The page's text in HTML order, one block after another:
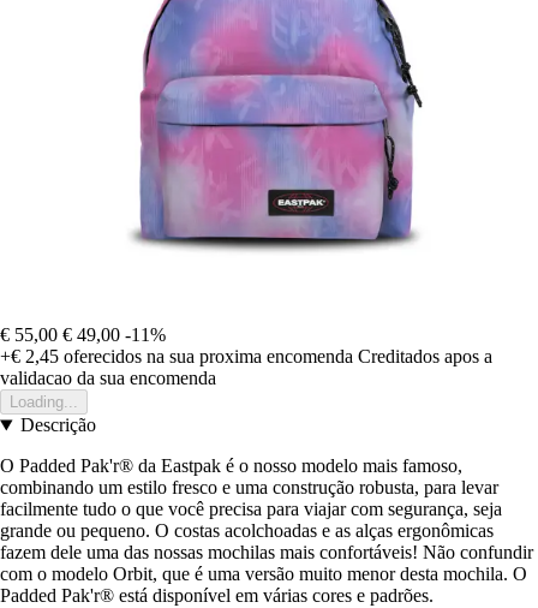
€ 55,00 € 49,00 -11%
+€ 2,45 oferecidos na sua proxima encomenda Creditados apos a
validacao da sua encomenda
Loading...
Descrição
O Padded Pak'r® da Eastpak é o nosso modelo mais famoso,
combinando um estilo fresco e uma construção robusta, para levar
facilmente tudo o que você precisa para viajar com segurança, seja
grande ou pequeno. O costas acolchoadas e as alças ergonômicas
fazem dele uma das nossas mochilas mais confortáveis! Não confundir
com o modelo Orbit, que é uma versão muito menor desta mochila. O
Padded Pak'r® está disponível em várias cores e padrões.